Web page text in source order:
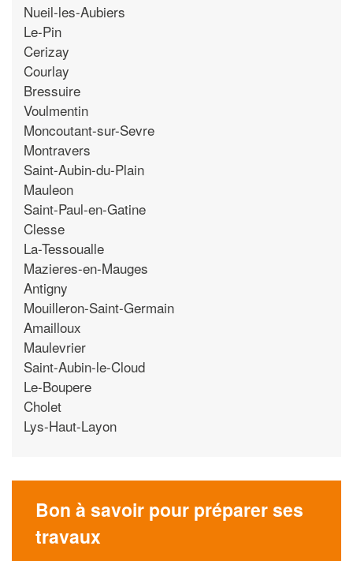
Nueil-les-Aubiers
Le-Pin
Cerizay
Courlay
Bressuire
Voulmentin
Moncoutant-sur-Sevre
Montravers
Saint-Aubin-du-Plain
Mauleon
Saint-Paul-en-Gatine
Clesse
La-Tessoualle
Mazieres-en-Mauges
Antigny
Mouilleron-Saint-Germain
Amailloux
Maulevrier
Saint-Aubin-le-Cloud
Le-Boupere
Cholet
Lys-Haut-Layon
Bon à savoir pour préparer ses
travaux